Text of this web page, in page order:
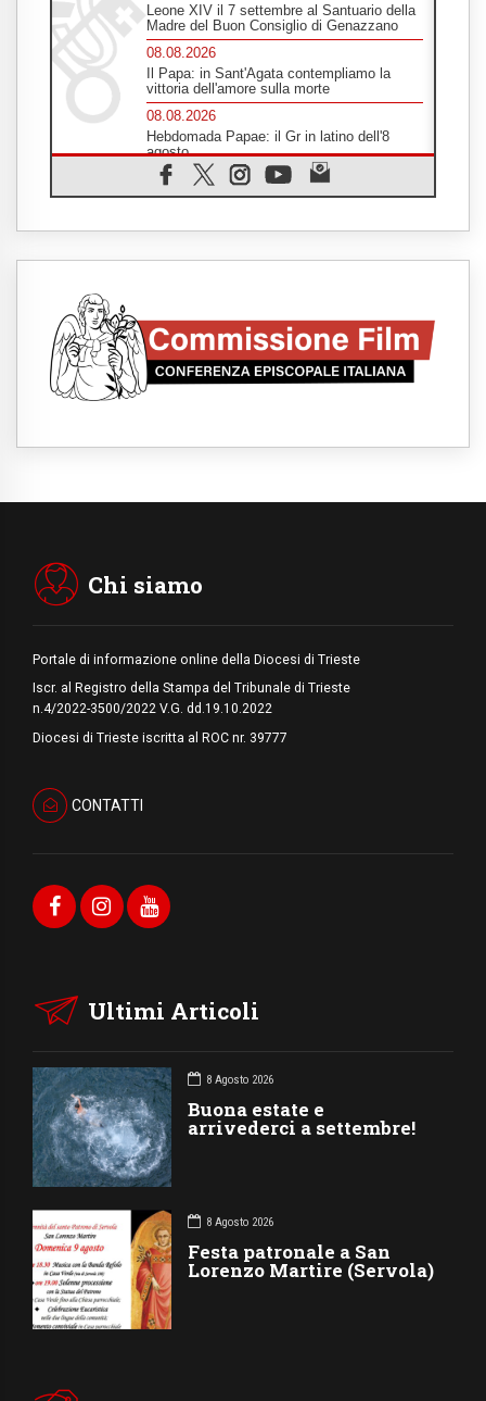
Leone XIV il 7 settembre al Santuario della
Madre del Buon Consiglio di Genazzano
08.08.2026
Il Papa: in Sant'Agata contempliamo la
vittoria dell'amore sulla morte
08.08.2026
Hebdomada Papae: il Gr in latino dell'8
agosto
08.08.2026
Spin Time, Reina: Cristo non abita nei
senzatetto
08.08.2026
08.08.2026
Argentina, l'arcivescovo Colombo: "La
visita del Papa messaggio di pace e
dignità"
Medio Oriente
Chi siamo
Portale di informazione online della Diocesi di Trieste
Iscr. al Registro della Stampa del Tribunale di Trieste
n.4/2022-3500/2022 V.G. dd.19.10.2022
Diocesi di Trieste iscritta al ROC nr. 39777
CONTATTI
Ultimi Articoli
8 Agosto 2026
Buona estate e
arrivederci a settembre!
8 Agosto 2026
Festa patronale a San
Lorenzo Martire (Servola)